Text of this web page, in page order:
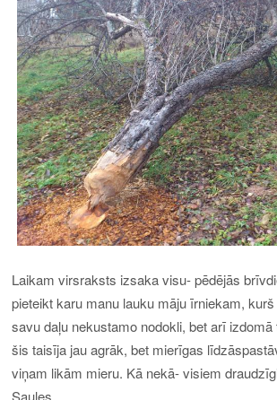
Laikam virsraksts izsaka visu- pēdējās
pieteikt karu manu lauku māju īrniekam,
savu daļu nekustamo nodokli, bet arī
šis taisīja jau agrāk, bet mierīgas
viņam likām mieru. Kā nekā- visiem
Saules.